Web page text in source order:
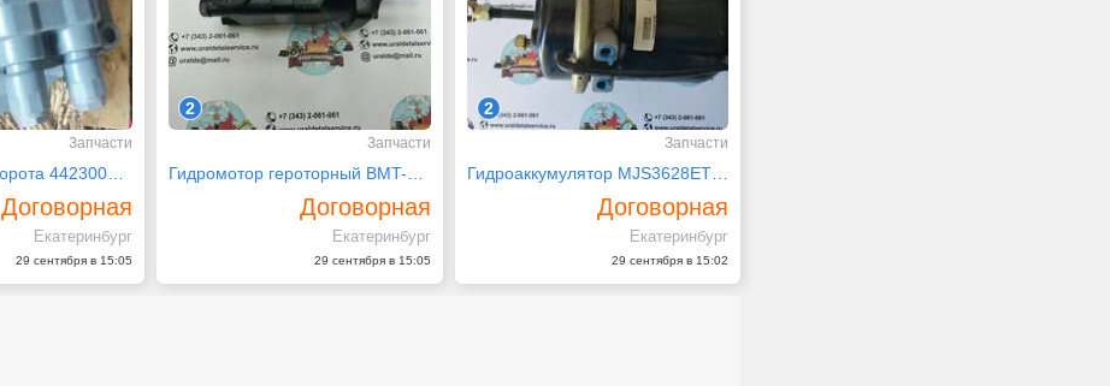
Запчасти
Гидромотор поворота 4423009 на hitachi zx450-3
Договорная
Екатеринбург
29 сентября в 15:05
2
Запчасти
Договорная
Екатеринбург
29 сентября в 15:05
2
Запчасти
Гидроаккумулятор MJS3628ET061 Komatsu
Договорная
Екатеринбург
29 сентября в 15:02